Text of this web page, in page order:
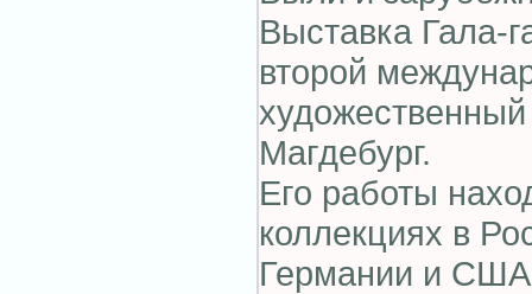
Выставка Гала-
второй
Магдебург.
Его работы
коллекциях в
Германии и